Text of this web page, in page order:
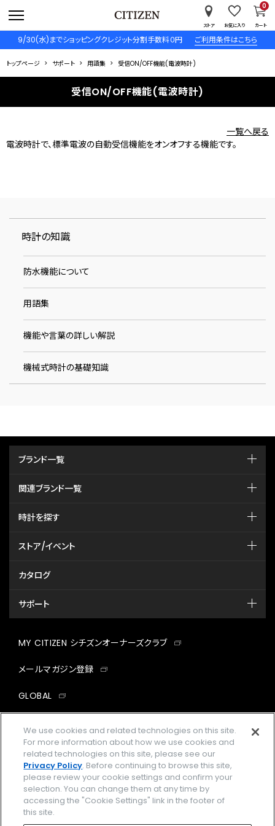
9/30(水)までショッピングクレジット分割手数料０円 ご利用条件はこちら
ストア お気に入り カート
0
トップページ サポート 用語集 受信ON/OFF機能(電波時計)
受信ON/OFF機能(電波時計)
一覧へ戻る
電波時計で、標準電波の自動受信機能をオンオフする機能です。
時計の知識
防水機能について
用語集
機能や言葉の詳しい解説
機械式時計の基礎知識
ブランド一覧
関連ブランド一覧
時計を探す
ストア/イベント
カタログ
サポート
MY CITIZEN シチズンオーナーズクラブ
メールマガジン登録
GLOBAL
facebookinstagramtwitter
企業情報 ご利用規約
プライバシーポリシー Cookies Settings
We use cookies and related technologies on this site.
For more information about how we use cookies and
related technologies on this site, please see our
Privacy Policy. Before continuing to browse this site,
please review your cookie settings and confirm your
selection. You can change them at any time by
accessing the "Cookie Settings" link in the footer of
this site.